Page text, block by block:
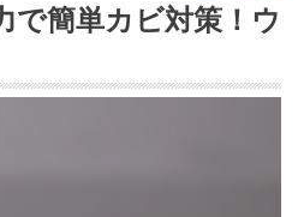
で簡単カビ対策！ウ